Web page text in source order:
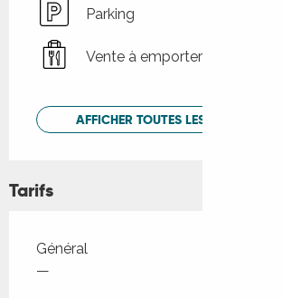
Parking
Vente à emporter
AFFICHER TOUTES LES PRESTATIONS
Tarifs
Tarifs 2026
Général
—